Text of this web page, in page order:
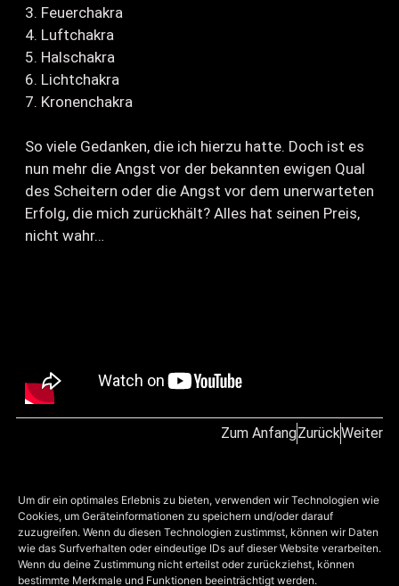
Um dir ein optimales Erlebnis zu bieten, verwenden wir Technologien wie
Cookies, um Geräteinformationen zu speichern und/oder darauf
zuzugreifen. Wenn du diesen Technologien zustimmst, können wir Daten
wie das Surfverhalten oder eindeutige IDs auf dieser Website verarbeiten.
Wenn du deine Zustimmung nicht erteilst oder zurückziehst, können
bestimmte Merkmale und Funktionen beeinträchtigt werden.
3. Feuerchakra
4. Luftchakra
5. Halschakra
6. Lichtchakra
7. Kronenchakra
So viele Gedanken, die ich hierzu hatte. Doch ist es
nun mehr die Angst vor der bekannten ewigen Qual
des Scheitern oder die Angst vor dem unerwarteten
Erfolg, die mich zurückhält? Alles hat seinen Preis,
nicht wahr…
Zum AnfangZurückWeiter